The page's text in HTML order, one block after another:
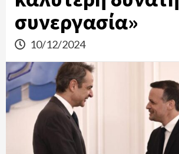
συνεργασία»
10/12/2024